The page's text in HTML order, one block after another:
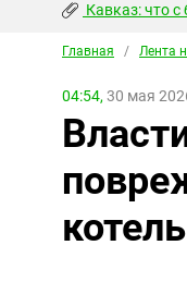
Кавказ: что с
Главная / Лента
04:54, 30 мая